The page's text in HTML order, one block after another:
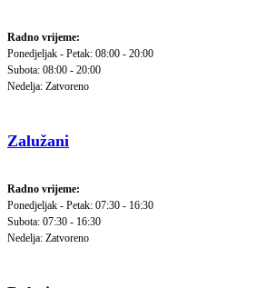
Radno vrijeme:
Ponedjeljak - Petak: 08:00 - 20:00
Subota: 08:00 - 20:00
Nedelja: Zatvoreno
Zalužani
Radno vrijeme:
Ponedjeljak - Petak: 07:30 - 16:30
Subota: 07:30 - 16:30
Nedelja: Zatvoreno